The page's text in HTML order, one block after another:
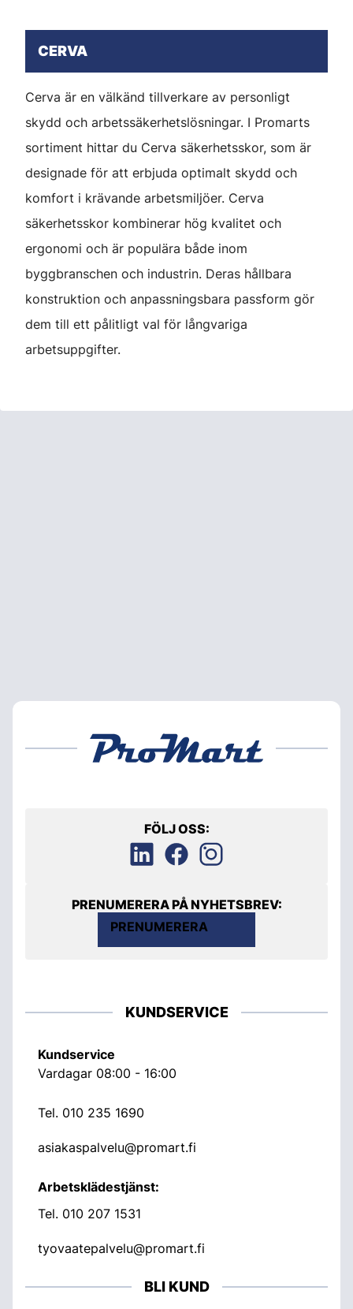
CERVA
Cerva är en välkänd tillverkare av personligt
skydd och arbetssäkerhetslösningar. I Promarts
sortiment hittar du Cerva säkerhetsskor, som är
designade för att erbjuda optimalt skydd och
komfort i krävande arbetsmiljöer. Cerva
säkerhetsskor kombinerar hög kvalitet och
ergonomi och är populära både inom
byggbranschen och industrin. Deras hållbara
konstruktion och anpassningsbara passform gör
dem till ett pålitligt val för långvariga
arbetsuppgifter.
FÖLJ OSS:
PRENUMERERA PÅ NYHETSBREV:
PRENUMERERA
KUNDSERVICE
Kundservice
Vardagar 08:00 - 16:00
Tel. 010 235 1690
asiakaspalvelu@promart.fi
Arbetsklädestjänst:
Tel. 010 207 1531
tyovaatepalvelu@promart.fi
BLI KUND